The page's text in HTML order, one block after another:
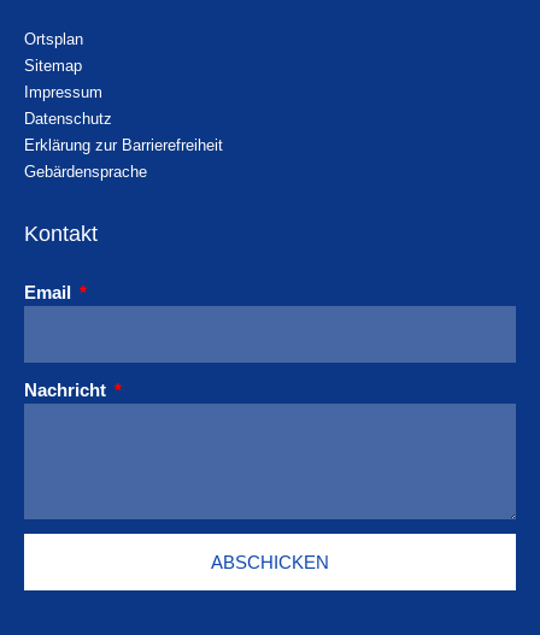
Ortsplan
Sitemap
Impressum
Datenschutz
Erklärung zur Barrierefreiheit
Gebärdensprache
Kontakt
Email
Nachricht
ABSCHICKEN